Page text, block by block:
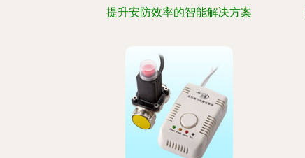
提升安防效率的智能解决方案